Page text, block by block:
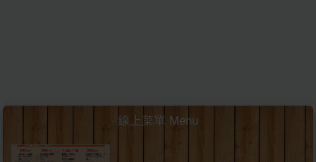
線上菜單 Menu